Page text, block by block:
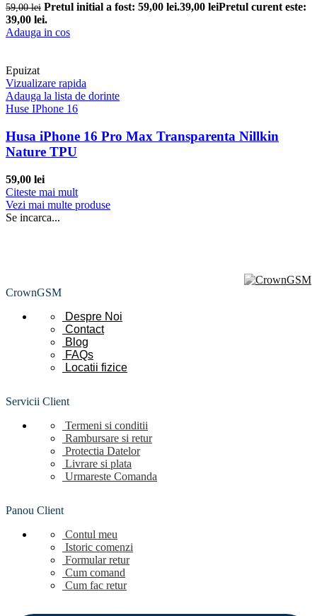
59,00lei Pretul initial a fost: 59,00 lei.39,00 leiPretul curent este:
39,00 lei.
Adauga in cos
Epuizat
Vizualizare rapida
Adauga la lista de dorinte
Huse IPhone 16
Husa iPhone 16 Pro Max Transparenta Nillkin
Nature TPU
59,00 lei
Citeste mai mult
Vezi mai multe produse
Se incarca...
CrownGSM
Despre Noi
Contact
Blog
FAQs
Locatii fizice
Servicii Client
Termeni si conditii
Rambursare si retur
Protectia Datelor
Livrare si plata
Urmareste Comanda
Panou Client
Contul meu
Istoric comenzi
Formular retur
Cum comand
Cum fac retur